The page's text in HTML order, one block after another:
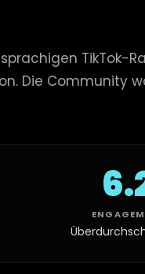
TikTok-
Die Community